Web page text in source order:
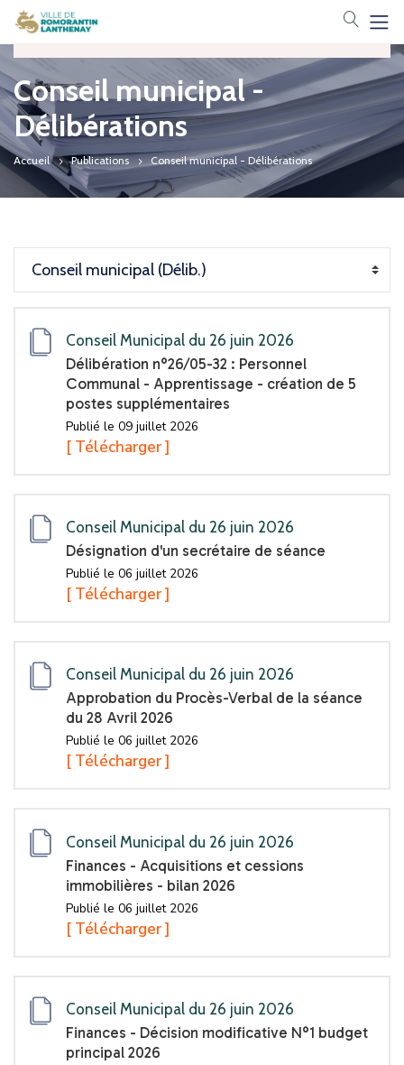
Votre
Conseil municipal -
Délibérations
Accueil Publications Conseil municipal - Délibérations
Conseil Municipal du 26 juin 2026
Délibération n°26/05-32 : Personnel
Communal - Apprentissage - création de 5
postes supplémentaires
Publié le 09 juillet 2026
[ Télécharger ]
Conseil Municipal du 26 juin 2026
Désignation d'un secrétaire de séance
Publié le 06 juillet 2026
[ Télécharger ]
Conseil Municipal du 26 juin 2026
Approbation du Procès-Verbal de la séance
du 28 Avril 2026
Publié le 06 juillet 2026
[ Télécharger ]
Conseil Municipal du 26 juin 2026
Finances - Acquisitions et cessions
immobilières - bilan 2026
Publié le 06 juillet 2026
[ Télécharger ]
Conseil Municipal du 26 juin 2026
Finances - Décision modificative N°1 budget
principal 2026
Catégories
Toutes les publications
Décisions du Maire
Arrêtés du Maire
Conseil municipal (Liste délibérations)
Conseil municipal (PV)